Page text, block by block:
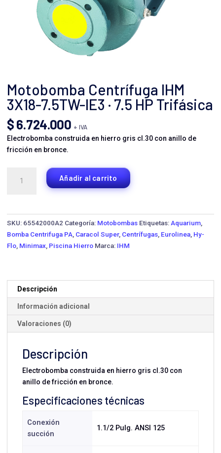
Motobomba Centrífuga IHM
3X18-7.5TW-IE3 · 7.5 HP Trifásica
$6.724.000 + IVA
Electrobomba construida en hierro gris cl.30 con anillo de
fricción en bronce.
Centrífuga
cantidad
Añadir al carrito
SKU: 65542000A2 Categoría: Motobombas Etiquetas: Aquarium
Bomba Centrifuga PA Caracol Super, Centrífugas Eurolinea Hy-
Flo Minimax Piscina Hierro Marca: IHM
Descripción
Información adicional
Valoraciones (0)
Descripción
Electrobomba construida en hierro gris cl.30 con
anillo de fricción en bronce.
Especificaciones técnicas
Conexión
succión
1.1/2 Pulg. ANSI 125